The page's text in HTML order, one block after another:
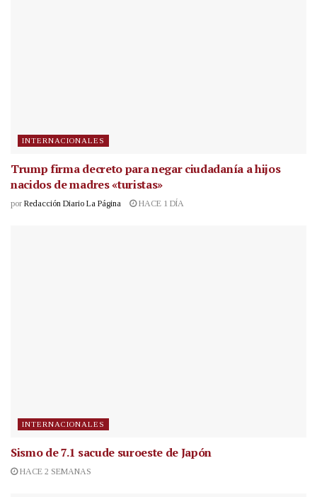
INTERNACIONALES
Trump firma decreto para negar ciudadanía a hijos
nacidos de madres «turistas»
por Redacción Diario La Página HACE 1 DÍA
INTERNACIONALES
Sismo de 7.1 sacude suroeste de Japón
HACE 2 SEMANAS